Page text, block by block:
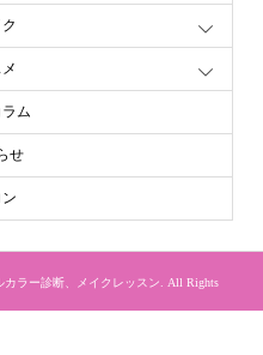
ム
せ
カラー診断、メイクレッスン. All Rights